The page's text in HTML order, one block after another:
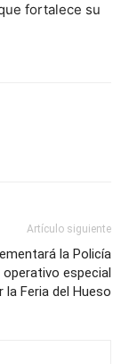
fortalece su
Artículo siguiente
la Policía
operativo especial
la Feria del Hueso